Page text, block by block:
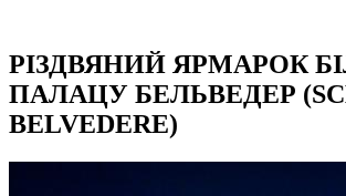
РІЗДВЯНИЙ ЯРМАРОК
ПАЛАЦУ БЕЛЬВЕДЕР
BELVEDERE)